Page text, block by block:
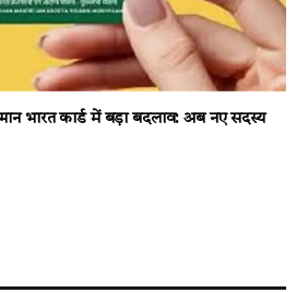
भारत कार्ड में बड़ा बदलाव: अब नए सदस्य